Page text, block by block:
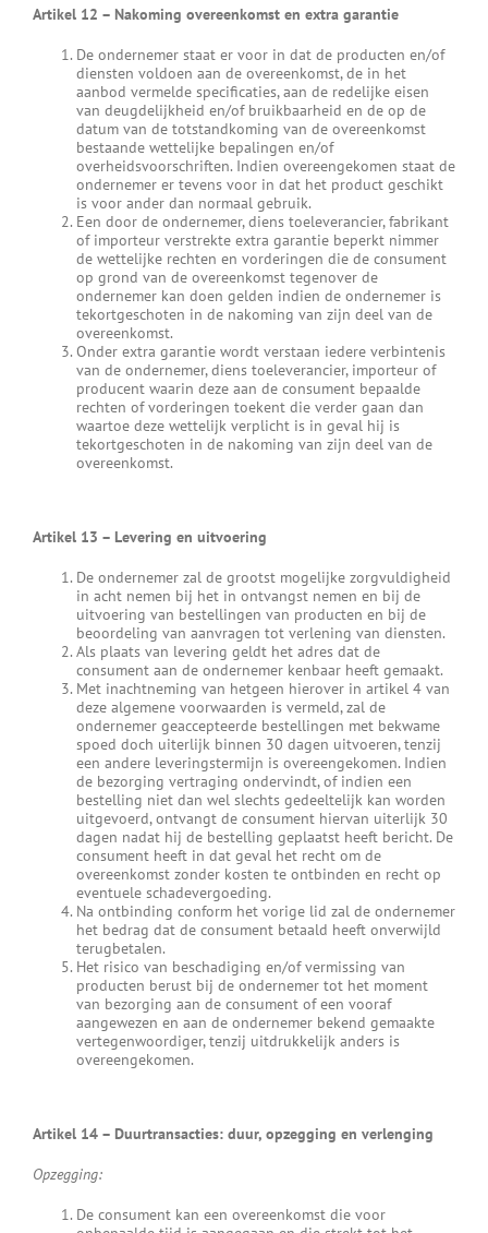
Artikel 12 – Nakoming overeenkomst en extra garantie
De ondernemer staat er voor in dat de producten en/of
diensten voldoen aan de overeenkomst, de in het
aanbod vermelde specificaties, aan de redelijke eisen
van deugdelijkheid en/of bruikbaarheid en de op de
datum van de totstandkoming van de overeenkomst
bestaande wettelijke bepalingen en/of
overheidsvoorschriften. Indien overeengekomen staat de
ondernemer er tevens voor in dat het product geschikt
is voor ander dan normaal gebruik.
Een door de ondernemer, diens toeleverancier, fabrikant
of importeur verstrekte extra garantie beperkt nimmer
de wettelijke rechten en vorderingen die de consument
op grond van de overeenkomst tegenover de
ondernemer kan doen gelden indien de ondernemer is
tekortgeschoten in de nakoming van zijn deel van de
overeenkomst.
Onder extra garantie wordt verstaan iedere verbintenis
van de ondernemer, diens toeleverancier, importeur of
producent waarin deze aan de consument bepaalde
rechten of vorderingen toekent die verder gaan dan
waartoe deze wettelijk verplicht is in geval hij is
tekortgeschoten in de nakoming van zijn deel van de
overeenkomst.
Artikel 13 – Levering en uitvoering
De ondernemer zal de grootst mogelijke zorgvuldigheid
in acht nemen bij het in ontvangst nemen en bij de
uitvoering van bestellingen van producten en bij de
beoordeling van aanvragen tot verlening van diensten.
Als plaats van levering geldt het adres dat de
consument aan de ondernemer kenbaar heeft gemaakt.
Met inachtneming van hetgeen hierover in artikel 4 van
deze algemene voorwaarden is vermeld, zal de
ondernemer geaccepteerde bestellingen met bekwame
spoed doch uiterlijk binnen 30 dagen uitvoeren, tenzij
een andere leveringstermijn is overeengekomen. Indien
de bezorging vertraging ondervindt, of indien een
bestelling niet dan wel slechts gedeeltelijk kan worden
uitgevoerd, ontvangt de consument hiervan uiterlijk 30
dagen nadat hij de bestelling geplaatst heeft bericht. De
consument heeft in dat geval het recht om de
overeenkomst zonder kosten te ontbinden en recht op
eventuele schadevergoeding.
Na ontbinding conform het vorige lid zal de ondernemer
het bedrag dat de consument betaald heeft onverwijld
terugbetalen.
Het risico van beschadiging en/of vermissing van
producten berust bij de ondernemer tot het moment
van bezorging aan de consument of een vooraf
aangewezen en aan de ondernemer bekend gemaakte
vertegenwoordiger, tenzij uitdrukkelijk anders is
overeengekomen.
Artikel 14 – Duurtransacties: duur, opzegging en verlenging
Opzegging:
De consument kan een overeenkomst die voor